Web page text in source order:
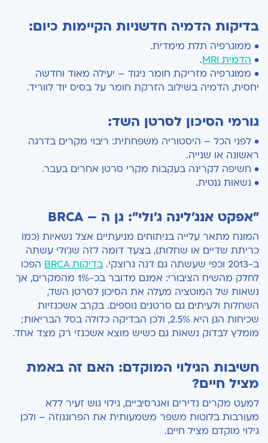
בדיקות הדמיה חדשניות הקיימות כיום:
• ממוגרפיה תלת מימדית.
• הדמית MRI
.
• ממוגרפיה מזריקת חומר ניגוד – יעילה מאוד וחדשה
יחסית, הדמיה בשילוב הזרקת חומר על בסיס יוד לווריד.
גורמי הסיכון לסרטן השד:
• לפני הכל – היסטוריה משפחתית: ריבוי מקרים בדרגה
ראשונה או שנייה.
• חשיפה לקרינה בעקבות מקרי סרטן אחרים בעבר.
• נשאות גנטית.
"אפקט אנג'לינה ג'ולי": גן ה – BRCA
המונח מתאר עלייה בניתוחים מניעתיים אצל נשאיות (כמו
כריתת שדיים או שחלות), בצעד דומה לזה שג'ולי עשתה
ב-2013 וכפי שעשתה גם דנה גרוצקי.
בדיקות BRCA
הפכו
לחלק מהשיח הציבורי: אמנם מדובר בכ-1% מהמקרים, אך
נשאות של המוטציה מעלה את הסיכון לסרטן השד,
השחלות ולעיתים גם סרטנים נוספים. בקרב אשכנזיות
שכיחות הגן היא 2.5%, ולכן הבדיקה כלולה בסל הבריאות;
מומלץ לבדוק נשאות גם כשיש מוצא אשכנזי רק מצד אחד.
חשיבות הגילוי המוקדם: האם זה באמת
מציל חיים?
למעט מקרים נדירים ואגרסיביים, גילוי גוש זעיר ללא
מעורבות בלוטות משפר משמעותית את הפרוגנוזה – ולכן
גילוי מוקדם מציל חיים.